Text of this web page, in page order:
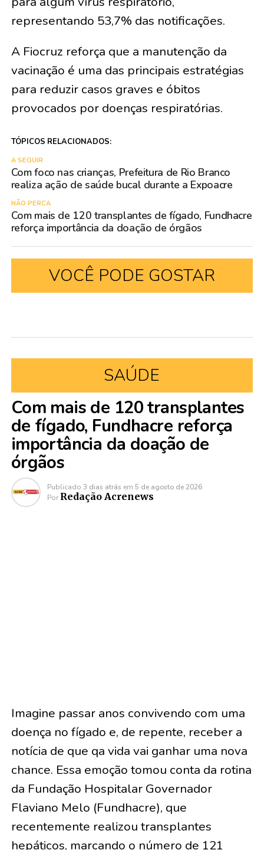
representando 53,7% das notificações.
A Fiocruz reforça que a manutenção da
vacinação é uma das principais estratégias
para reduzir casos graves e óbitos
provocados por doenças respiratórias.
TÓPICOS RELACIONADOS:
A SEGUIR
Com foco nas crianças, Prefeitura de Rio Branco
realiza ação de saúde bucal durante a Expoacre
NÃO PERCA
Com mais de 120 transplantes de fígado, Fundhacre
reforça importância da doação de órgãos
VOCÊ PODE GOSTAR
SAÚDE
Com mais de 120 transplantes
de fígado, Fundhacre reforça
importância da doação de
órgãos
Publicado 3 dias atrás em 5 de agosto de 2026
Por Redação Acrenews
Imagine passar anos convivendo com uma
doença no fígado e, de repente, receber a
notícia de que qa vida vai ganhar uma nova
chance. Essa emoção tomou conta da rotina
da Fundação Hospitalar Governador
Flaviano Melo (Fundhacre), que
recentemente realizou transplantes
hepáticos, marcando o número de 121